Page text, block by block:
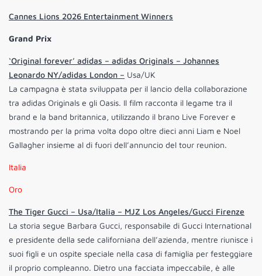
Cannes Lions 2026 Entertainment Winners
Grand Prix
‘Original forever’ adidas – adidas Originals – Johannes
Leonardo NY/adidas London – Usa/UK
La campagna è stata sviluppata per il lancio della collaborazione
tra adidas Originals e gli Oasis. Il film racconta il legame tra il
brand e la band britannica, utilizzando il brano Live Forever e
mostrando per la prima volta dopo oltre dieci anni Liam e Noel
Gallagher insieme al di fuori dell’annuncio del tour reunion.
Italia
Oro
The Tiger Gucci – Usa/Italia – MJZ Los Angeles/Gucci Firenze
La storia segue Barbara Gucci, responsabile di Gucci International
e presidente della sede californiana dell’azienda, mentre riunisce i
suoi figli e un ospite speciale nella casa di famiglia per festeggiare
il proprio compleanno. Dietro una facciata impeccabile, è alle